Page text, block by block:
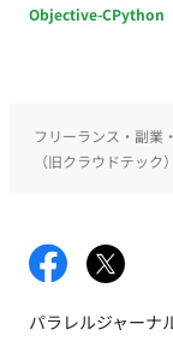
Objective-CPython
フリーランス・副業
（旧クラウドテック）
パラレルジャーナ